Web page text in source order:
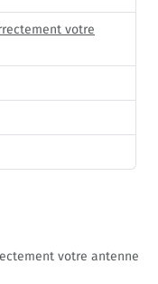
votre
votre antenne